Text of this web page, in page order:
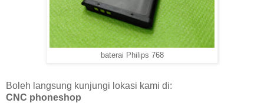
baterai Philips 768
Boleh langsung kunjungi lokasi kami di:
CNC phoneshop